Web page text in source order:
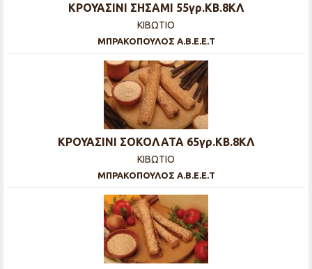
ΚΡΟΥΑΣΙΝΙ ΣΗΣΑΜΙ 55γρ.ΚΒ.8ΚΛ
ΚΙΒΩΤΙΟ
ΜΠΡΑΚΟΠΟΥΛΟΣ Α.Β.Ε.Ε.Τ
ΚΡΟΥΑΣΙΝΙ ΣΟΚΟΛΑΤΑ 65γρ.ΚΒ.8ΚΛ
ΚΙΒΩΤΙΟ
ΜΠΡΑΚΟΠΟΥΛΟΣ Α.Β.Ε.Ε.Τ